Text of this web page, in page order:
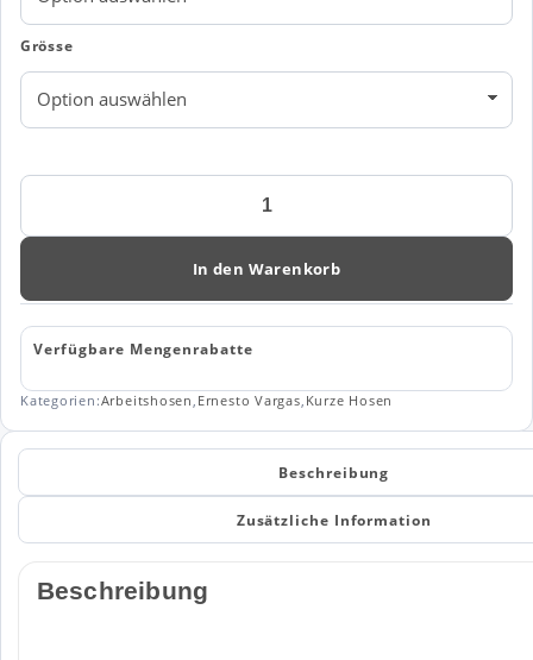
Grösse
Kurze
«Raffaello»
In den Warenkorb
Verfügbare Mengenrabatte
Kategorien:Arbeitshosen, Ernesto Vargas, Kurze Hosen
Beschreibung
Zusätzliche Information
Beschreibung